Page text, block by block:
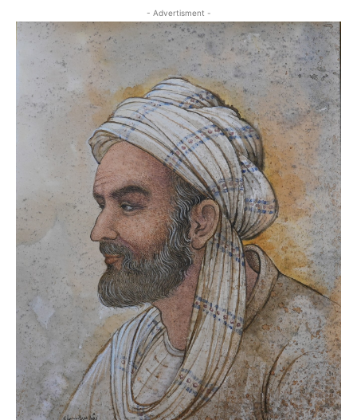
- Advertisment -